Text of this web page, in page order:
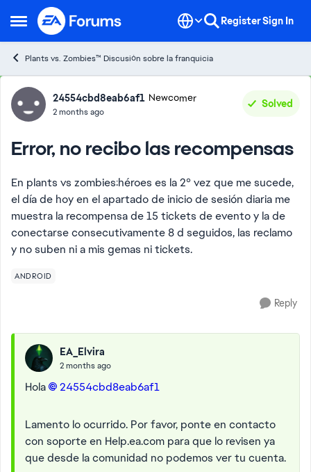
Open Side Menu
Skip to content RegisterSign In
Plants vs. Zombies™ Discusión sobre la franquicia
Forum Discussion
24554cbd8eab6af1 Newcomer
2 months ago
Solved
Error, no recibo las recompensas
En plants vs zombies:héroes es la 2° vez que me sucede,
el día de hoy en el apartado de inicio de sesión diaria me
muestra la recompensa de 15 tickets de evento y la de
conectarse consecutivamente 8 d seguidos, las reclamo
y no suben ni a mis gemas ni tickets.
ANDROID
Reply
EA_Elvira
2 months ago
Hola 24554cbd8eab6af1​
Lamento lo ocurrido. Por favor, ponte en contacto
con soporte en Help.ea.com para que lo revisen ya
que desde la comunidad no podemos ver tu cuenta.